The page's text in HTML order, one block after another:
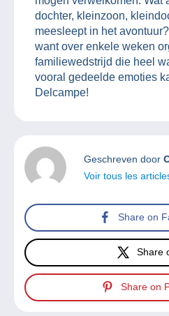
dochter, kleinzoon,
meesleept in het
want over enkele weken
familiewedstrijd die heel
vooral gedeelde emoties
Delcampe!
Geschreven door
Voir tous les
Share on
Share
Share on